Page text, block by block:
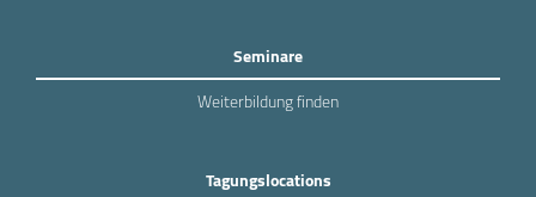
Seminare
Weiterbildung finden
Tagungslocations